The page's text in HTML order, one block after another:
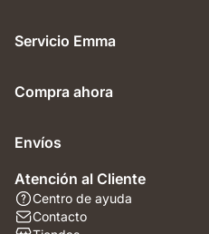
Servicio Emma
Compra ahora
Envíos
Atención al Cliente
Centro de ayuda
Contacto